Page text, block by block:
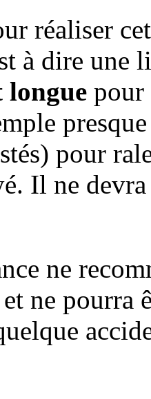
réaliser
à dire une
longue pour
pour
Il ne
ne
ne pourra